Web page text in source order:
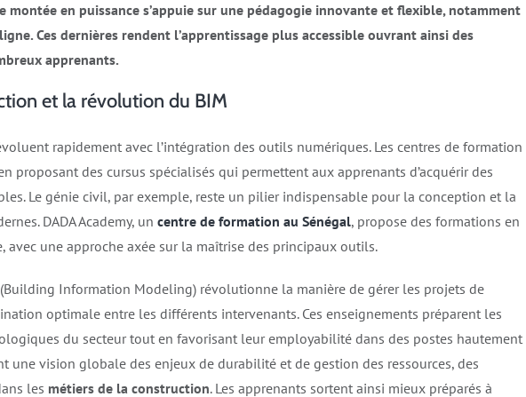
montée en puissance s’appuie sur une pédagogie innovante et flexible, notamment
Ces dernières rendent l’apprentissage plus accessible ouvrant ainsi des
apprenants.
et la révolution du BIM
rapidement avec l’intégration des outils numériques. Les centres de formation
proposant des cursus spécialisés qui permettent aux apprenants d’acquérir des
Le génie civil, par exemple, reste un pilier indispensable pour la conception et la
DADA Academy, un centre de formation au Sénégal, propose des formations en
avec une approche axée sur la maîtrise des principaux outils.
Information Modeling) révolutionne la manière de gérer les projets de
optimale entre les différents intervenants. Ces enseignements préparent les
du secteur tout en favorisant leur employabilité dans des postes hautement
une vision globale des enjeux de durabilité et de gestion des ressources, des
les métiers de la construction. Les apprenants sortent ainsi mieux préparés à